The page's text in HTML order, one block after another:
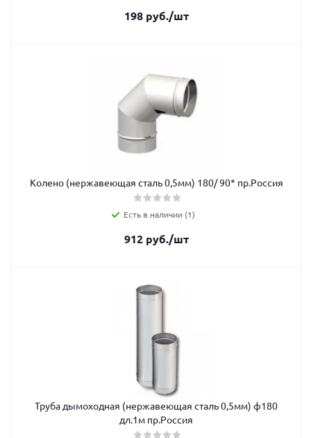
198руб./шт
Колено (нержавеющая сталь 0,5мм) 180/ 90* пр.Россия
Есть в наличии (1)
912руб./шт
Труба дымоходная (нержавеющая сталь 0,5мм) ф180
дл.1м пр.Россия